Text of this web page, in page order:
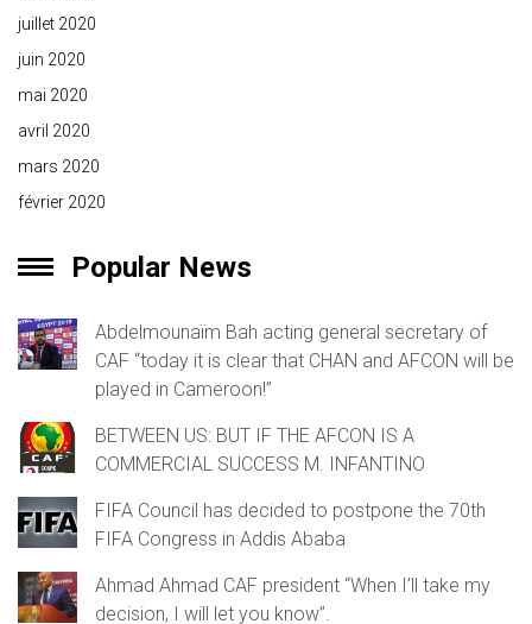
juillet 2020
juin 2020
mai 2020
avril 2020
mars 2020
février 2020
Popular News
Abdelmounaïm Bah acting general secretary of
CAF “today it is clear that CHAN and AFCON will be
played in Cameroon!”
BETWEEN US: BUT IF THE AFCON IS A
COMMERCIAL SUCCESS M. INFANTINO
FIFA Council has decided to postpone the 70th
FIFA Congress in Addis Ababa
Ahmad Ahmad CAF president “When I’ll take my
decision, I will let you know”.